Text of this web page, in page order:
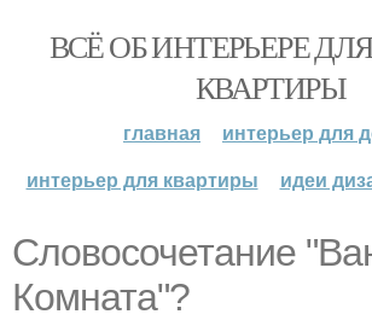
ВСЁ ОБ ИНТЕРЬЕРЕ
КВАРТИРЫ
главная
интерьер для
интерьер для квартиры
идеи
Словосочетание
Комната"?